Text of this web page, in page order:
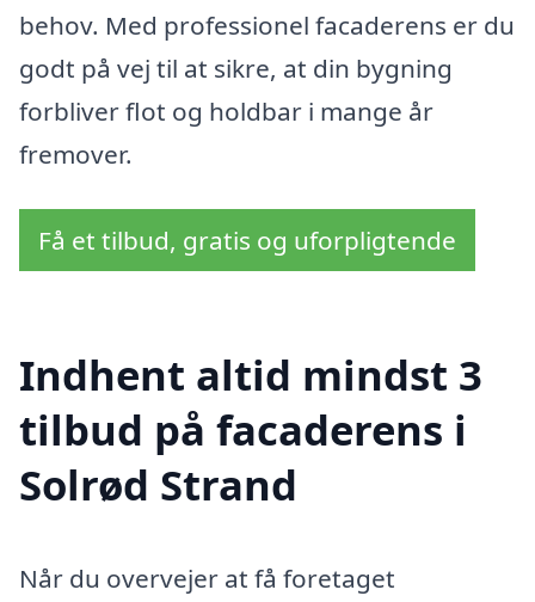
behov. Med professionel facaderens er du
godt på vej til at sikre, at din bygning
forbliver flot og holdbar i mange år
fremover.
Få et tilbud, gratis og uforpligtende
Indhent altid mindst 3
tilbud på facaderens i
Solrød Strand
Når du overvejer at få foretaget